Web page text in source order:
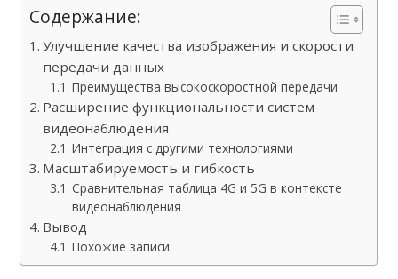
Содержание:
Улучшение качества изображения и скорости
передачи данных
Преимущества высокоскоростной передачи
Расширение функциональности систем
видеонаблюдения
Интеграция с другими технологиями
Масштабируемость и гибкость
Сравнительная таблица 4G и 5G в контексте
видеонаблюдения
Вывод
Похожие записи: